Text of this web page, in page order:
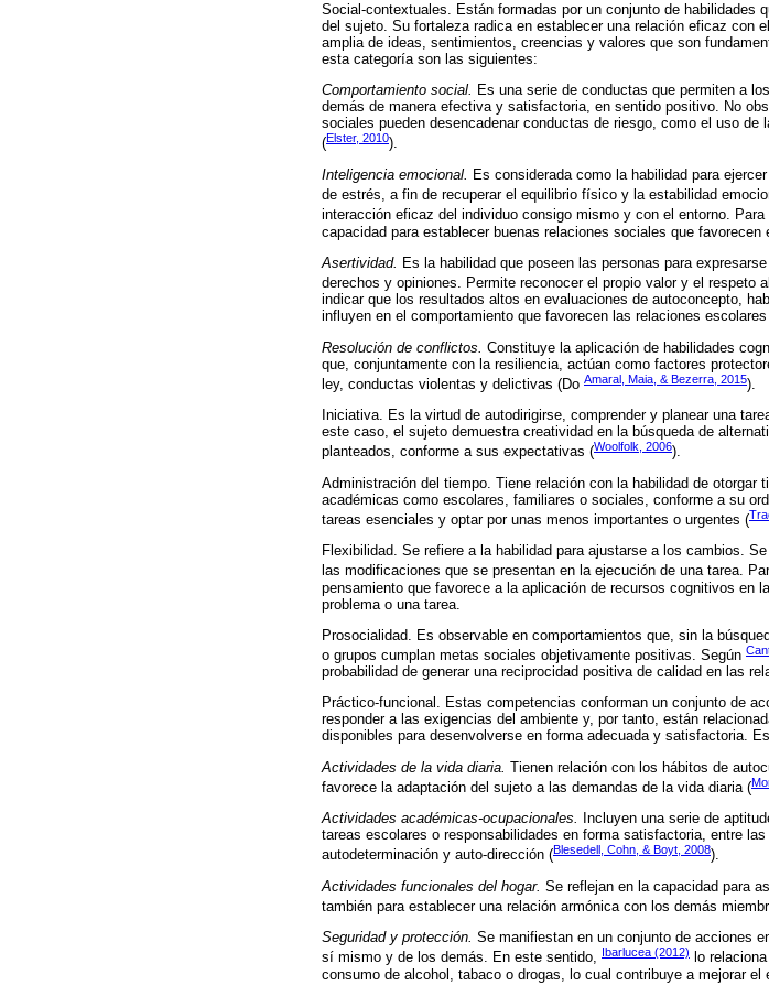
Social-contextuales. Están formadas por un conjunto de habilidades
del sujeto. Su fortaleza radica en establecer una relación eficaz con
amplia de ideas, sentimientos, creencias y valores que son
esta categoría son las siguientes:
Comportamiento social. Es una serie de conductas que permiten a
demás de manera efectiva y satisfactoria, en sentido positivo. No
sociales pueden desencadenar conductas de riesgo, como el uso
(Elster, 2010).
Inteligencia emocional. Es considerada como la habilidad para
de estrés, a fin de recuperar el equilibrio físico y la estabilidad
interacción eficaz del individuo consigo mismo y con el entorno. Para
capacidad para establecer buenas relaciones sociales que favorecen
Asertividad. Es la habilidad que poseen las personas para
derechos y opiniones. Permite reconocer el propio valor y el respeto
indicar que los resultados altos en evaluaciones de autoconcepto,
influyen en el comportamiento que favorecen las relaciones
Resolución de conflictos. Constituye la aplicación de habilidades
que, conjuntamente con la resiliencia, actúan como factores
ley, conductas violentas y delictivas (Do Amaral, Maia, & Bezerra, 2015).
Iniciativa. Es la virtud de autodirigirse, comprender y planear una
este caso, el sujeto demuestra creatividad en la búsqueda de
planteados, conforme a sus expectativas (Woolfolk, 2006).
Administración del tiempo. Tiene relación con la habilidad de otorgar
académicas como escolares, familiares o sociales, conforme a su
tareas esenciales y optar por unas menos importantes o urgentes (
Flexibilidad. Se refiere a la habilidad para ajustarse a los cambios.
las modificaciones que se presentan en la ejecución de una tarea.
pensamiento que favorece a la aplicación de recursos cognitivos en
problema o una tarea.
Prosocialidad. Es observable en comportamientos que, sin la
o grupos cumplan metas sociales objetivamente positivas. Según
probabilidad de generar una reciprocidad positiva de calidad en las
Práctico-funcional. Estas competencias conforman un conjunto de
responder a las exigencias del ambiente y, por tanto, están
disponibles para desenvolverse en forma adecuada y satisfactoria.
Actividades de la vida diaria. Tienen relación con los hábitos de
favorece la adaptación del sujeto a las demandas de la vida diaria (
Actividades académicas-ocupacionales.
Incluyen una serie de
tareas escolares o responsabilidades en forma satisfactoria, entre
autodeterminación y auto-dirección (Blesedell, Cohn, & Boyt, 2008).
Actividades funcionales del hogar. Se reflejan en la capacidad para
también para establecer una relación armónica con los demás
Seguridad y protección. Se manifiestan en un conjunto de acciones
sí mismo y de los demás. En este sentido,
Ibarlucea (2012)
lo
consumo de alcohol, tabaco o drogas, lo cual contribuye a mejorar el